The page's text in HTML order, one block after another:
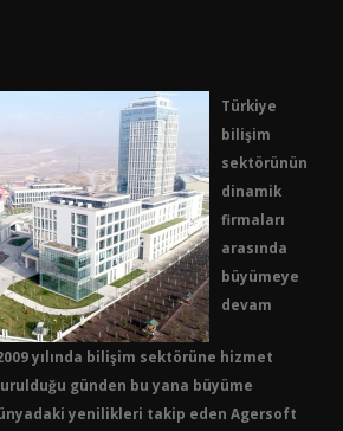
Türkiye
bilişim
sektörünün
dinamik
firmaları
arasında
büyümeye
devam
yılında bilişim sektörüne hizmet
günden bu yana büyüme
yenilikleri takip eden Agersoft